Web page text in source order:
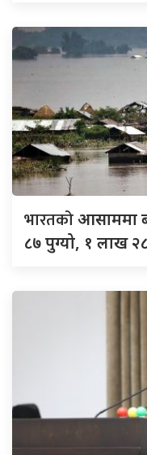
भारतकोआसाममा
८७ पुग्यो, १ लाख २८